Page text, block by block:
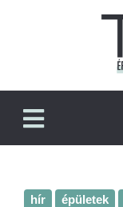
hír épületek